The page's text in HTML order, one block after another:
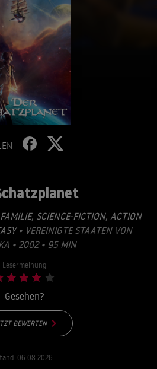
, SCIENCE-FICTION, ACTION
• VEREINIGTE STAATEN VON
• 2002 • 95 MIN
Lesermeinung
Gesehen?
BEWERTEN
06.08.2026